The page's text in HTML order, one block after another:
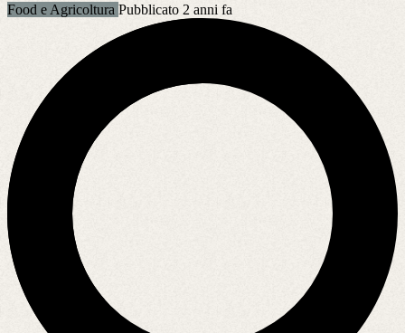
Food e Agricoltura Pubblicato 2 anni fa